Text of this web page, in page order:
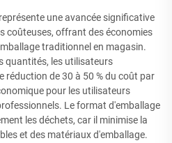
une avancée significative
coûteuses, offrant des économies
traditionnel en magasin.
quantités, les utilisateurs
réduction de 30 à 50 % du coût par
pour les utilisateurs
Le format d'emballage
les déchets, car il minimise la
et des matériaux d'emballage.